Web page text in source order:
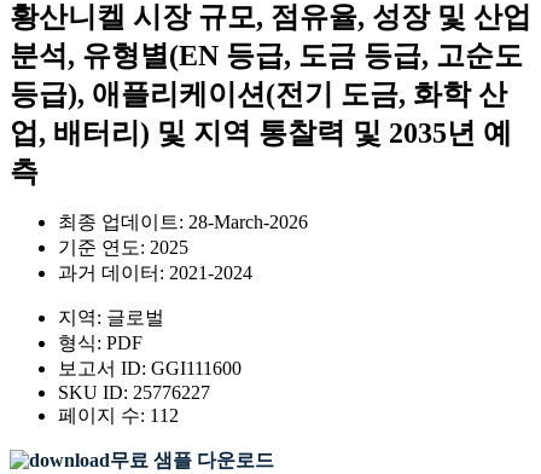
황산니켈 시장 규모, 점유율, 성장 및 산업
분석, 유형별(EN 등급, 도금 등급, 고순도
등급), 애플리케이션(전기 도금, 화학 산
업, 배터리) 및 지역 통찰력 및 2035년 예
측
최종 업데이트: 28-March-2026
기준 연도: 2025
과거 데이터: 2021-2024
지역: 글로벌
형식: PDF
보고서 ID: GGI111600
SKU ID: 25776227
페이지 수: 112
무료 샘플 다운로드